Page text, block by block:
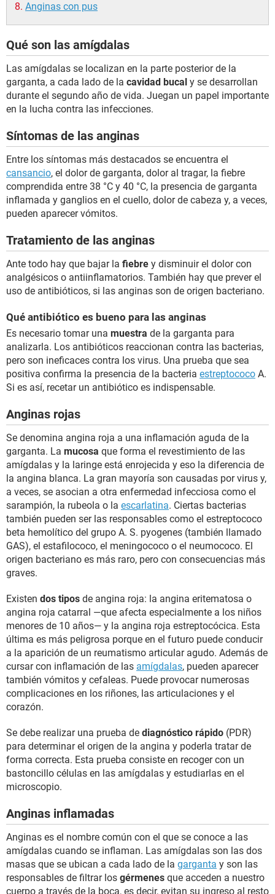
Anginas con pus
Qué son las amígdalas
Las amígdalas se localizan en la parte posterior de la
garganta, a cada lado de la cavidad bucal y se desarrollan
durante el segundo año de vida. Juegan un papel importante
en la lucha contra las infecciones.
Síntomas de las anginas
Entre los síntomas más destacados se encuentra el
cansancio, el dolor de garganta, dolor al tragar, la fiebre
comprendida entre 38 °C y 40 °C, la presencia de garganta
inflamada y ganglios en el cuello, dolor de cabeza y, a veces,
pueden aparecer vómitos.
Tratamiento de las anginas
Ante todo hay que bajar la fiebre y disminuir el dolor con
analgésicos o antiinflamatorios. También hay que prever el
uso de antibióticos, si las anginas son de origen bacteriano.
Qué antibiótico es bueno para las anginas
Es necesario tomar una muestra de la garganta para
analizarla. Los antibióticos reaccionan contra las bacterias,
pero son ineficaces contra los virus. Una prueba que sea
positiva confirma la presencia de la bacteria estreptococo A.
Si es así, recetar un antibiótico es indispensable.
Anginas rojas
Se denomina angina roja a una inflamación aguda de la
garganta. La mucosa que forma el revestimiento de las
amígdalas y la laringe está enrojecida y eso la diferencia de
la angina blanca. La gran mayoría son causadas por virus y,
a veces, se asocian a otra enfermedad infecciosa como el
sarampión, la rubeola o la escarlatina. Ciertas bacterias
también pueden ser las responsables como el estreptococo
beta hemolítico del grupo A. S. pyogenes (también llamado
GAS), el estafilococo, el meningococo o el neumococo. El
origen bacteriano es más raro, pero con consecuencias más
graves.
Existen dos tipos de angina roja: la angina eritematosa o
angina roja catarral —que afecta especialmente a los niños
menores de 10 años— y la angina roja estreptocócica. Esta
última es más peligrosa porque en el futuro puede conducir
a la aparición de un reumatismo articular agudo. Además de
cursar con inflamación de las amígdalas, pueden aparecer
también vómitos y cefaleas. Puede provocar numerosas
complicaciones en los riñones, las articulaciones y el
corazón.
Se debe realizar una prueba de diagnóstico rápido (PDR)
para determinar el origen de la angina y poderla tratar de
forma correcta. Esta prueba consiste en recoger con un
bastoncillo células en las amígdalas y estudiarlas en el
microscopio.
Anginas inflamadas
Anginas es el nombre común con el que se conoce a las
amígdalas cuando se inflaman. Las amígdalas son las dos
masas que se ubican a cada lado de la garganta y son las
responsables de filtrar los gérmenes que acceden a nuestro
cuerpo a través de la boca, es decir, evitan su ingreso al resto